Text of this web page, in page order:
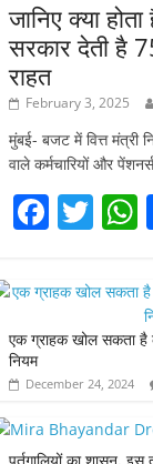
जानिए क्या
सरकार देती है
राहत
February 3, 2025
मुंबई- बजट में वित्त मंत्री
वाले कर्मचारियों और
F
c
b
o
o
T
itt
s
एक ग्राहक खोल सकता
नियम
December 24, 2024